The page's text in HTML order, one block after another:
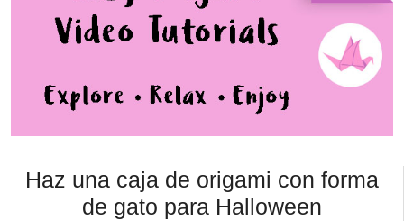
Haz una caja de origami con forma
de gato para Halloween